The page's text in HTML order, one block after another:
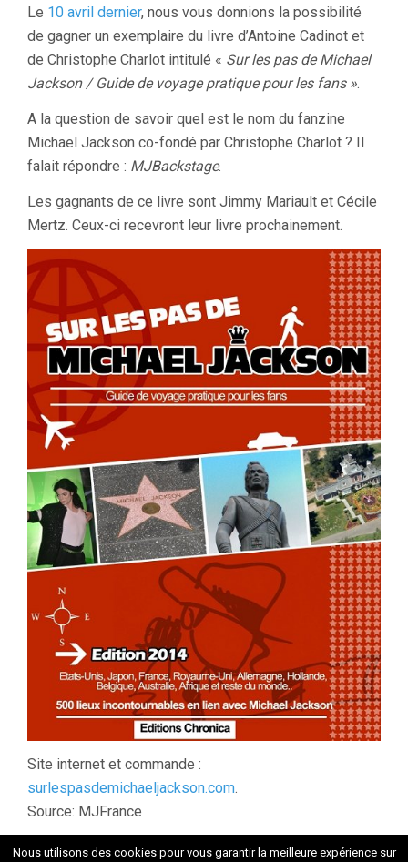
Le 10 avril dernier, nous vous donnions la possibilité
de gagner un exemplaire du livre d’Antoine Cadinot et
de Christophe Charlot intitulé « Sur les pas de Michael
Jackson / Guide de voyage pratique pour les fans ».
A la question de savoir quel est le nom du fanzine
Michael Jackson co-fondé par Christophe Charlot ? Il
falait répondre : MJBackstage.
Les gagnants de ce livre sont Jimmy Mariault et Cécile
Mertz. Ceux-ci recevront leur livre prochainement.
Site internet et commande :
surlespasdemichaeljackson.com.
Source: MJFrance
Nous utilisons des cookies pour vous garantir la meilleure expérience sur